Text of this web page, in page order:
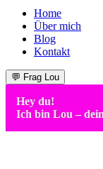
Home
Über mich
Blog
Kontakt
💬 Frag Lou
Hey du!
Ich bin Lou –